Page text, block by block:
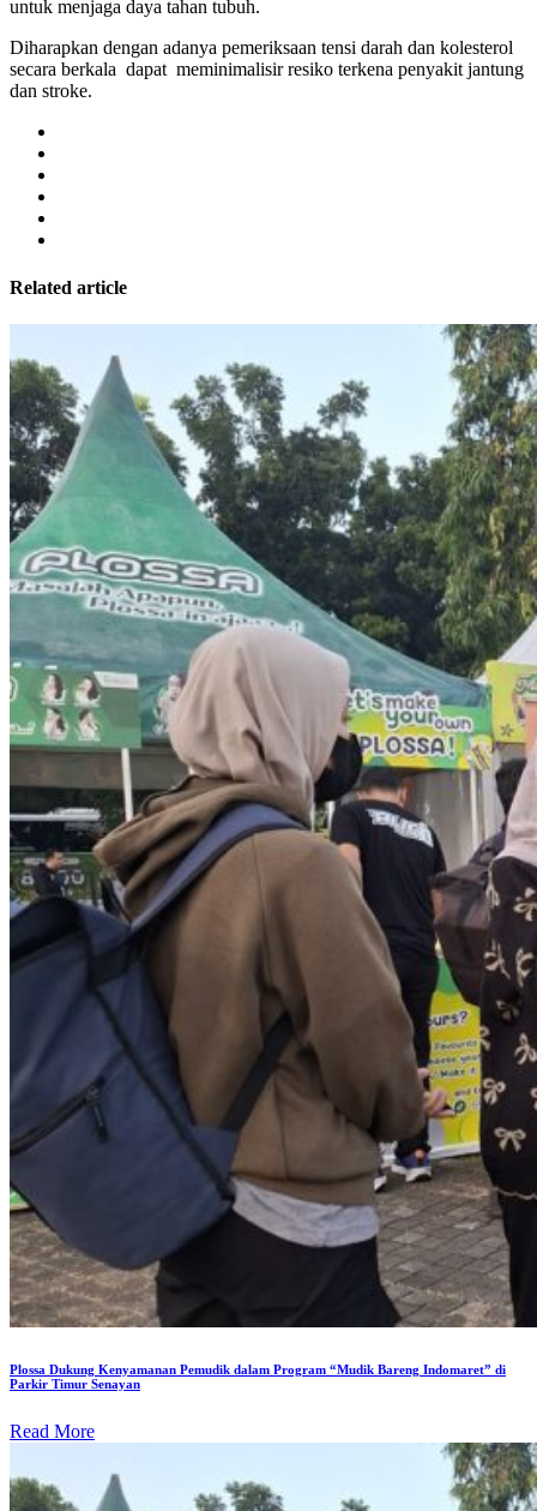
untuk menjaga daya tahan tubuh.
Diharapkan dengan adanya pemeriksaan tensi darah dan kolesterol
secara berkala dapat meminimalisir resiko terkena penyakit jantung
dan stroke.
Related article
Plossa Dukung Kenyamanan Pemudik dalam Program “Mudik Bareng Indomaret” di
Parkir Timur Senayan
Read More